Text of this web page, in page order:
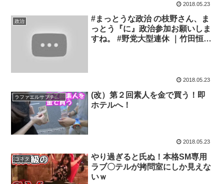
2018.05.23
政治
#まっとうな政治 の枝野さん、ま
っとう『に』政治参加お願いしま
すね。 #野党大型連休 ｜竹田恒泰
2018.05.23
ラファエルサブチャンネル
(改）第２回素人を金で買う！即
ホテルへ！
2018.05.23
コネタ
やり過ぎると氏ぬ！本格SM専用
ラブ〇テルが拷問室にしか見えな
いｗ